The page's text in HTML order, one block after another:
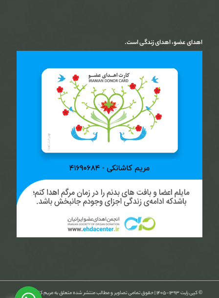
اهدای عضو، اهدای زندگی است.
© کپی رایت ۱۳۹۳-۱۴۰۵ | حقوق تمامی تصاویر و مطالب منتشر شده متعلق به مریم کاشانکی